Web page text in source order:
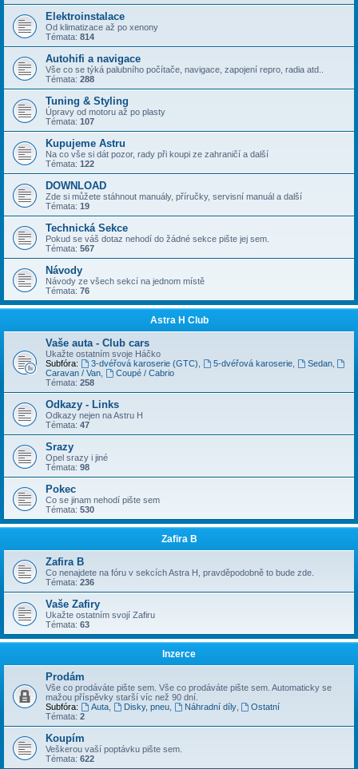
Elektroinstalace
Od klimatizace až po xenony
Témata: 814
Autohifi a navigace
Vše co se týká palubního počítače, navigace, zapojení repro, radia atd..
Témata: 288
Tuning & Styling
Úpravy od motoru až po plasty
Témata: 107
Kupujeme Astru
Na co vše si dát pozor, rady při koupi ze zahraničí a další
Témata: 122
DOWNLOAD
Zde si můžete stáhnout manuály, příručky, servisní manuál a další
Témata: 19
Technická Sekce
Pokud se váš dotaz nehodí do žádné sekce pište jej sem.
Témata: 567
Návody
Návody ze všech sekcí na jednom místě
Témata: 76
Astra H Club
Vaše auta - Club cars
Ukažte ostatním svoje Háčko
Subfóra:
3-dvéřová karoserie (GTC) 5-dvéřová karoserie, Sedan,
Caravan / Van
Coupé / Cabrio
Témata: 258
Odkazy - Links
Odkazy nejen na Astru H
Témata: 47
Srazy
Opel srazy i jiné
Témata: 98
Pokec
Co se jinam nehodí pište sem
Témata: 530
Zafira B
Zafira B
Co nenajdete na fóru v sekcích Astra H, pravděpodobně to bude zde.
Témata: 236
Vaše Zafiry
Ukažte ostatním svojí Zafiru
Témata: 63
Inzerce
Prodám
Vše co prodáváte pište sem. Vše co prodáváte pište sem. Automaticky se
mažou příspěvky starší víc než 90 dní.
Subfóra:
Auta, Disky, pneu, Náhradní díly,
Ostatní
Témata: 2
Koupím
Veškerou vaší poptávku pište sem.
Témata: 622